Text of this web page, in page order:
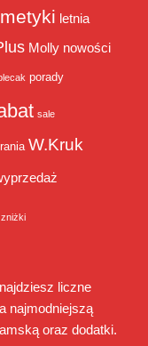
letnia
Molly nowości
porady
sale
W.Kruk
zniżki
liczne
najmodniejszą
oraz dodatki.